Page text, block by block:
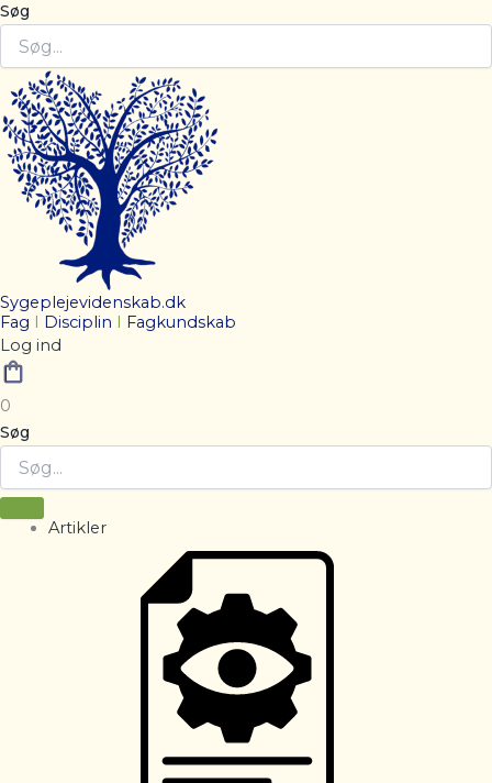
Søg
Sygeplejevidenskab.dk
Fag
Disciplin
Fagkundskab
Log ind
0
Søg
Artikler